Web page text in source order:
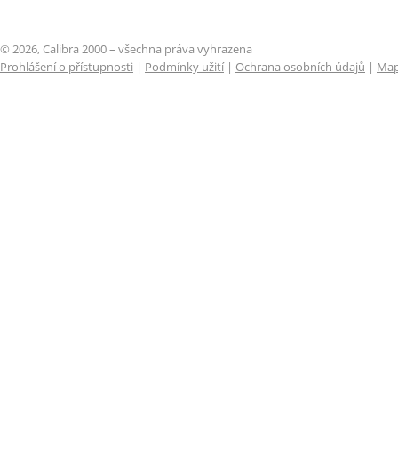
© 2026, Calibra 2000 – všechna práva vyhrazena
Prohlášení o přístupnosti | Podmínky užití| Ochrana osobních údajů |